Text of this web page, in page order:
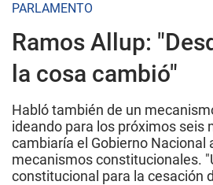
PARLAMENTO
Ramos Allup:
la cosa cambió"
Habló también de un
ideando para los próximos seis
cambiaría el Gobierno Nacional
mecanismos constitucionales.
constitucional para la cesación